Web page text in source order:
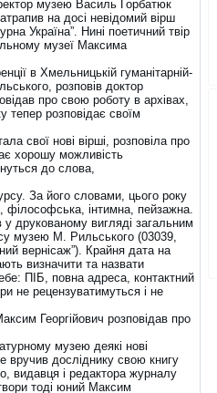
музею Василь Горбатюк
на досі невідомий вірш
Україна”. Нині поетичний твір
музеї Максима
в Хмельницькій гуманітарній-
розповів доктор
про свою роботу в архівах,
тепер розповідає своїм
свої нові вірші, розповіла про
хорошу можливість
до слова,
За його словами, цього року
філософська, інтимна, пейзажна.
друкованому вигляді загальним
музею М. Рильського (03039,
вернісаж”). Крайня дата на
визначити та назвати
ПІБ, повна адреса, контактний
не рецензуватимуться і не
Георгійович розповідав про
музею деякі нові
вручив досліднику свою книгу
видавця і редактора журналу
тоді юний Максим